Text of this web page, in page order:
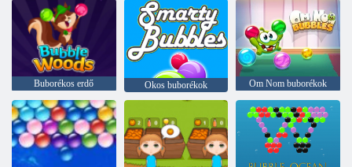
Buborékos erdő Okos buborékok Om Nom buborékok